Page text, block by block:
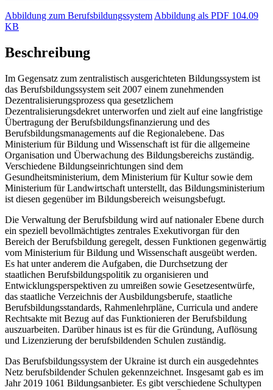
Abbildung zum Berufsbildungssystem Abbildung als PDF 104.09
KB
Beschreibung
Im Gegensatz zum zentralistisch ausgerichteten Bildungssystem ist
das Berufsbildungssystem seit 2007 einem zunehmenden
Dezentralisierungsprozess qua gesetzlichem
Dezentralisierungsdekret unterworfen und zielt auf eine langfristige
Übertragung der Berufsbildungsfinanzierung und des
Berufsbildungsmanagements auf die Regionalebene. Das
Ministerium für Bildung und Wissenschaft ist für die allgemeine
Organisation und Überwachung des Bildungsbereichs zuständig.
Verschiedene Bildungseinrichtungen sind dem
Gesundheitsministerium, dem Ministerium für Kultur sowie dem
Ministerium für Landwirtschaft unterstellt, das Bildungsministerium
ist diesen gegenüber im Bildungsbereich weisungsbefugt.
Die Verwaltung der Berufsbildung wird auf nationaler Ebene durch
ein speziell bevollmächtigtes zentrales Exekutivorgan für den
Bereich der Berufsbildung geregelt, dessen Funktionen gegenwärtig
vom Ministerium für Bildung und Wissenschaft ausgeübt werden.
Es hat unter anderem die Aufgaben, die Durchsetzung der
staatlichen Berufsbildungspolitik zu organisieren und
Entwicklungsperspektiven zu umreißen sowie Gesetzesentwürfe,
das staatliche Verzeichnis der Ausbildungsberufe, staatliche
Berufsbildungsstandards, Rahmenlehrpläne, Curricula und andere
Rechtsakte mit Bezug auf das Funktionieren der Berufsbildung
auszuarbeiten. Darüber hinaus ist es für die Gründung, Auflösung
und Lizenzierung der berufsbildenden Schulen zuständig.
Das Berufsbildungssystem der Ukraine ist durch ein ausgedehntes
Netz berufsbildender Schulen gekennzeichnet. Insgesamt gab es im
Jahr 2019 1061 Bildungsanbieter. Es gibt verschiedene Schultypen